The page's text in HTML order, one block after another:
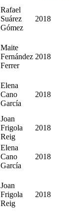
Rafael
Suárez
Gómez
2018
Maite
Fernández
Ferrer
2018
Elena
Cano
García
2018
Joan
Frigola
Reig
2018
Elena
Cano
García
2018
Joan
Frigola
Reig
2018